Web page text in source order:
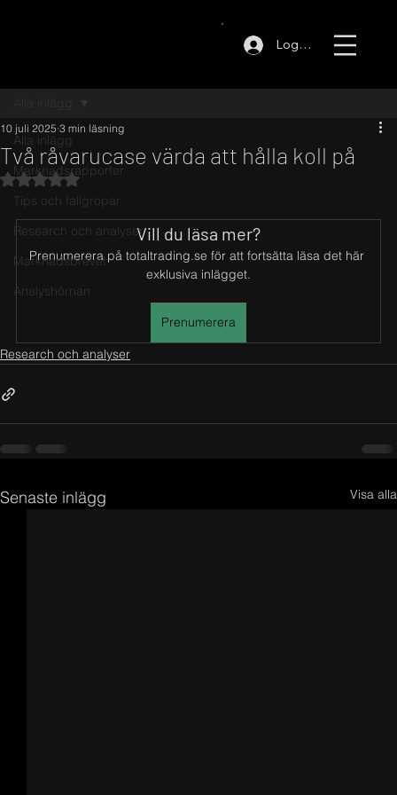
Logga in
Alla inlägg
Marknadsrapporter
Tips och fallgropar
Research och analyser
Marknadsbrevet
Analyshörnan
Två råvarucase värda att hålla koll på
10 juli 2025 3 min läsning
Betygsatt till NaN av 5 stjärnor.
Vill du läsa mer?
Prenumerera på totaltrading.se för att fortsätta läsa det här
exklusiva inlägget.
Prenumerera
Research och analyser
Senaste inlägg Visa alla